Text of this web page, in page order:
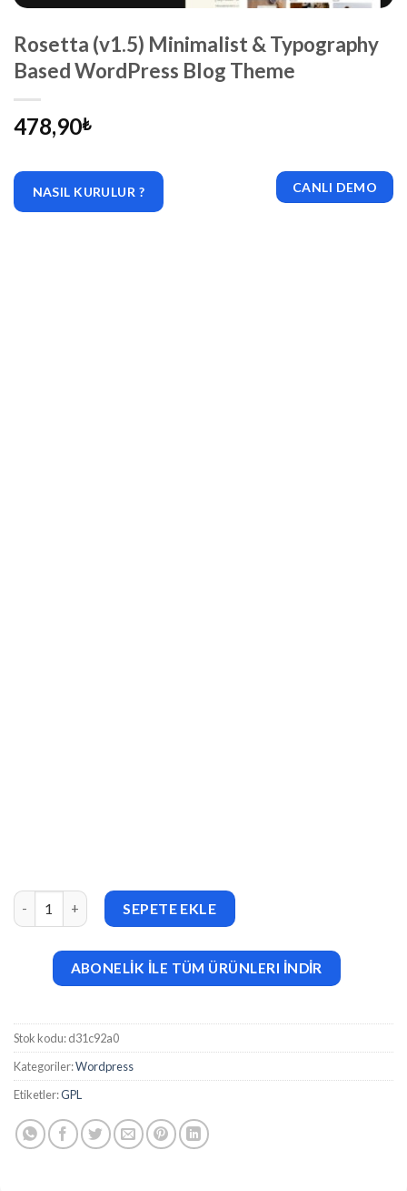
Rosetta (v1.5) Minimalist & Typography
Based WordPress Blog Theme
478,90₺
NASIL KURULUR ? CANLI DEMO
Rosetta (v1.5) Minimalist & Typography Based WordPress Blog
SEPETE EKLE
ABONELİK İLE TÜM ÜRÜNLERI İNDİR
Stok kodu:d31c92a0
Kategoriler:Wordpress
Etiketler:GPL